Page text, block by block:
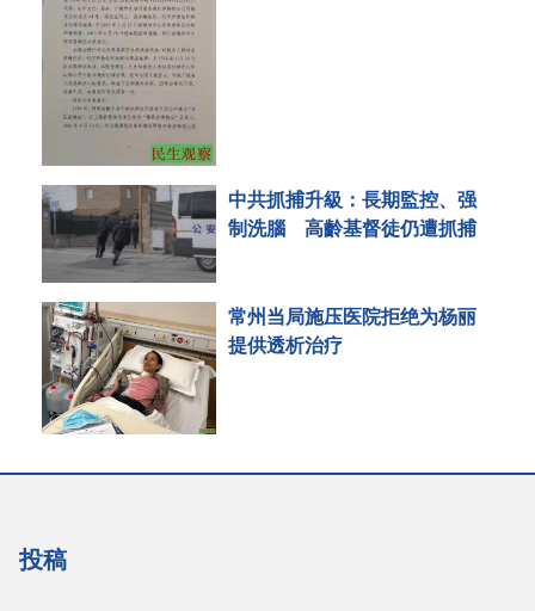
中共抓捕升級：長期監控、强
制洗腦 高齡基督徒仍遭抓捕
常州当局施压医院拒绝为杨丽
提供透析治疗
投稿